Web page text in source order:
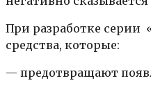
При разработке серии
средства, которые:
— предотвращают